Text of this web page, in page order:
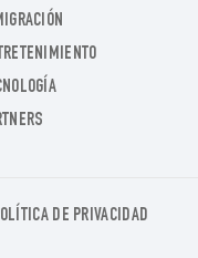
DE PRIVACIDAD